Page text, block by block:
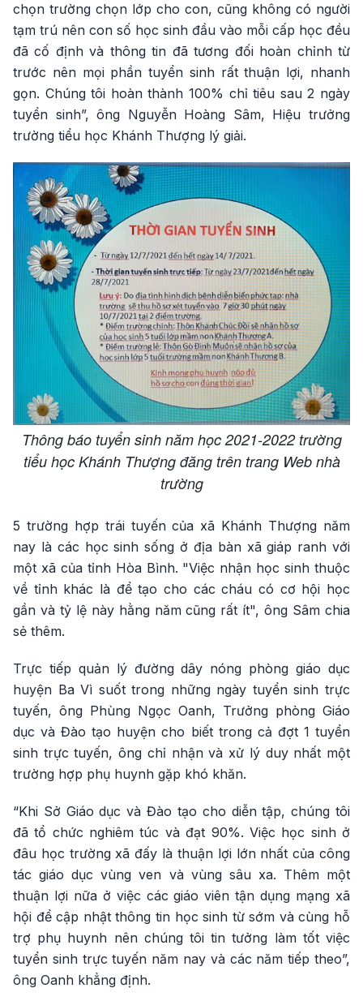
chọn trường chọn lớp cho con, cũng không có người
tạm trú nên con số học sinh đầu vào mỗi cấp học đều
đã cố định và thông tin đã tương đối hoàn chỉnh từ
trước nên mọi phần tuyển sinh rất thuận lợi, nhanh
gọn. Chúng tôi hoàn thành 100% chỉ tiêu sau 2 ngày
tuyển sinh”, ông Nguyễn Hoàng Sâm, Hiệu trưởng
trường tiểu học Khánh Thượng lý giải.
Thông báo tuyển sinh năm học 2021-2022 trường
tiểu học Khánh Thượng đăng trên trang Web nhà
trường
5 trường hợp trái tuyến của xã Khánh Thượng năm
nay là các học sinh sống ở địa bàn xã giáp ranh với
một xã của tỉnh Hòa Bình. "Việc nhận học sinh thuộc
về tỉnh khác là để tạo cho các cháu có cơ hội học
gần và tỷ lệ này hằng năm cũng rất ít", ông Sâm chia
sẻ thêm.
Trực tiếp quản lý đường dây nóng phòng giáo dục
huyện Ba Vì suốt trong những ngày tuyển sinh trực
tuyến, ông Phùng Ngọc Oanh, Trưởng phòng Giáo
dục và Đào tạo huyện cho biết trong cả đợt 1 tuyển
sinh trực tuyến, ông chỉ nhận và xử lý duy nhất một
trường hợp phụ huynh gặp khó khăn.
“Khi Sở Giáo dục và Đào tạo cho diễn tập, chúng tôi
đã tổ chức nghiêm túc và đạt 90%. Việc học sinh ở
đâu học trường xã đấy là thuận lợi lớn nhất của công
tác giáo dục vùng ven và vùng sâu xa. Thêm một
thuận lợi nữa ở việc các giáo viên tận dụng mạng xã
hội để cập nhật thông tin học sinh từ sớm và cùng hỗ
trợ phụ huynh nên chúng tôi tin tưởng làm tốt việc
tuyển sinh trực tuyến năm nay và các năm tiếp theo”,
ông Oanh khẳng định.